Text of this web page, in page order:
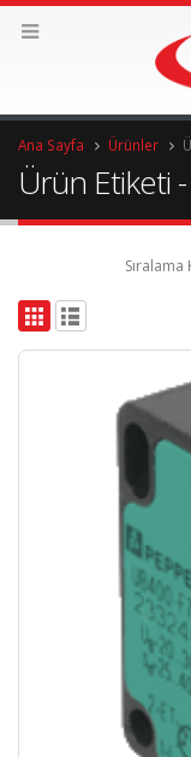
Ana Sayfa Ürünler
Ürün Etiketi
Sıralama